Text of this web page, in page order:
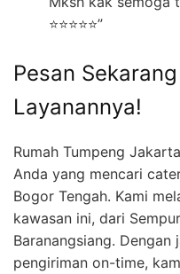
⭐⭐⭐⭐⭐”
Pesan
Layanannya!
Rumah Tumpeng
Anda yang mencari
Bogor Tengah. Kami
kawasan ini, dari
Baranangsiang. Dengan
pengiriman on-time,